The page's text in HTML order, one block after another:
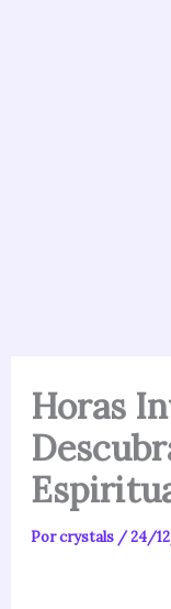
Horas
Porcrystals /24/